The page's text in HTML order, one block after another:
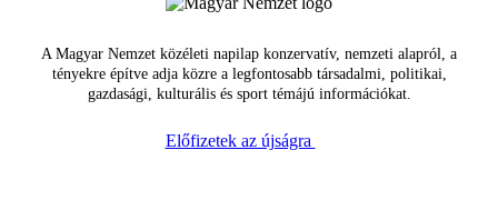
A Magyar Nemzet közéleti napilap konzervatív, nemzeti alapról, a
tényekre építve adja közre a legfontosabb társadalmi, politikai,
gazdasági, kulturális és sport témájú információkat.
Előfizetek az újságra